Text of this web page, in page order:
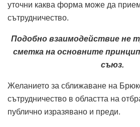
уточни каква форма може да
сътрудничество.
Подобно взаимодействие не
сметка на основните
съюз.
Желанието за сближаване на
сътрудничество в областта на
публично изразявано и преди.